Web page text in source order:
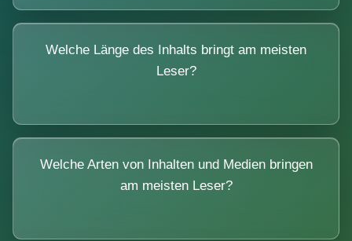
Welche Länge des Inhalts bringt am meisten
Leser?
Welche Arten von Inhalten und Medien bringen
am meisten Leser?